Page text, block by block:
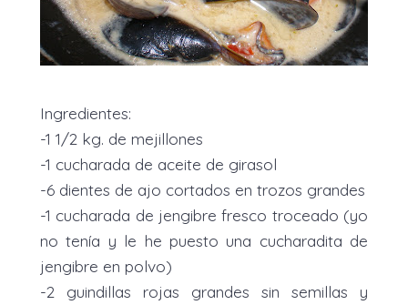
Ingredientes:
-1 1/2 kg. de mejillones
-1 cucharada de aceite de girasol
-6 dientes de ajo cortados en trozos grandes
-1 cucharada de jengibre fresco troceado (yo
no tenía y le he puesto una cucharadita de
jengibre en polvo)
-2 guindillas rojas grandes sin semillas y